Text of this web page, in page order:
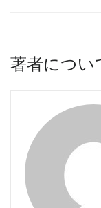
著者につい